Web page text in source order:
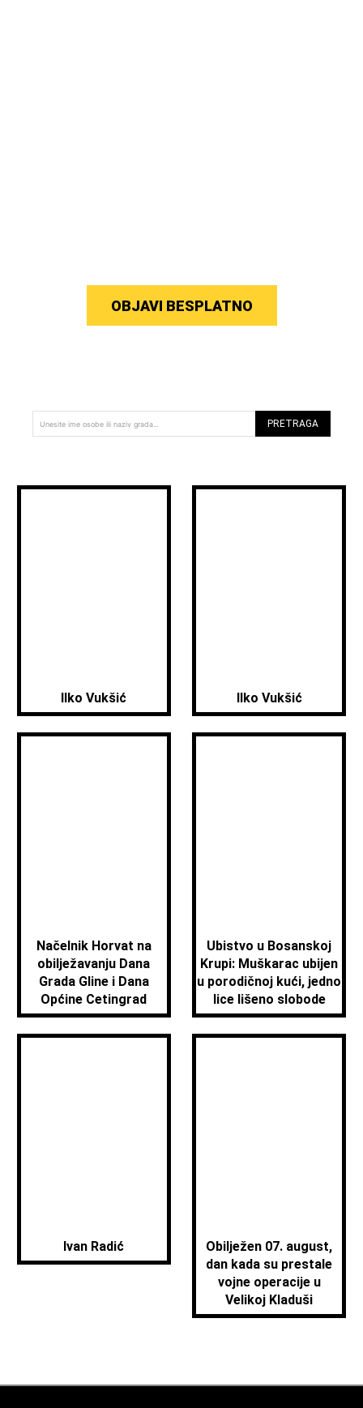
OBJAVI BESPLATNO
Unesite ime osobe ili naziv grada... PRETRAGA
Ilko Vukšić Ilko Vukšić
Načelnik Horvat na
obilježavanju Dana
Grada Gline i Dana
Općine Cetingrad
Ubistvo u Bosanskoj
Krupi: Muškarac ubijen
u porodičnoj kući, jedno
lice lišeno slobode
Ivan Radić
Obilježen 07. august,
dan kada su prestale
vojne operacije u
Velikoj Kladuši